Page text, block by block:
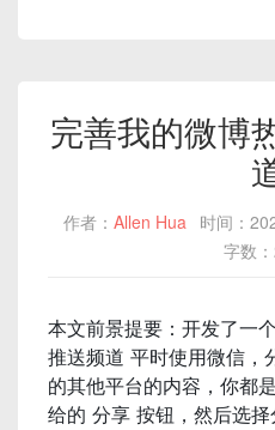
完善我的微博
作者： Allen Hua 时间：
字数
本文前景提要：开发了一
推送频道 平时使用微信，
的其他平台的内容，你都
给的 分享 按钮，然后选